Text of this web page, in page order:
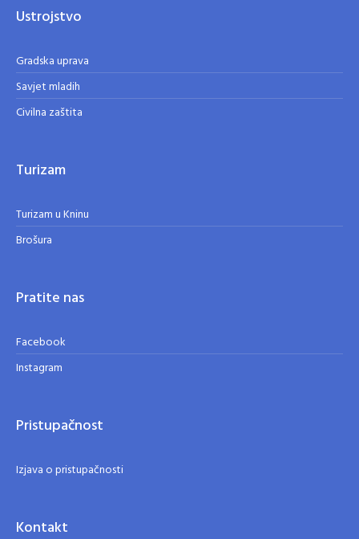
Ustrojstvo
Gradska uprava
Savjet mladih
Civilna zaštita
Turizam
Turizam u Kninu
Brošura
Pratite nas
Facebook
Instagram
Pristupačnost
Izjava o pristupačnosti
Kontakt